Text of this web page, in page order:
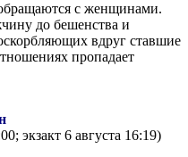
с женщинами.
до бешенства и
вдруг ставшие
пропадает
экзакт 6 августа 16:19)